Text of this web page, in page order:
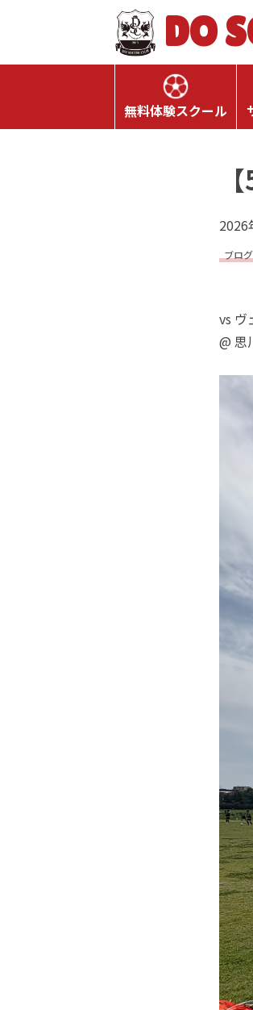
DO
無料体験スクール
2026
ブログ
vs ヴ
@